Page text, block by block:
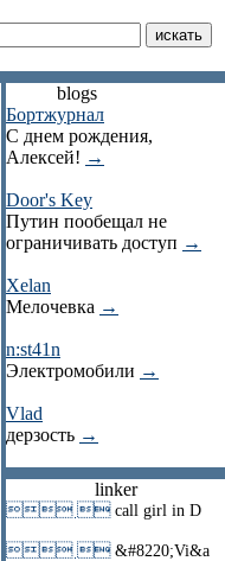
blogs
Бортжурнал
С днем рождения,
Алексей! →
Door's Key
Путин пообещал не
ограничивать доступ →
Xelan
Мелочевка →
n:st41n
Электромобили →
Vlad
дерзость →
linker
 call girl in D
 &#8220;Vi&a